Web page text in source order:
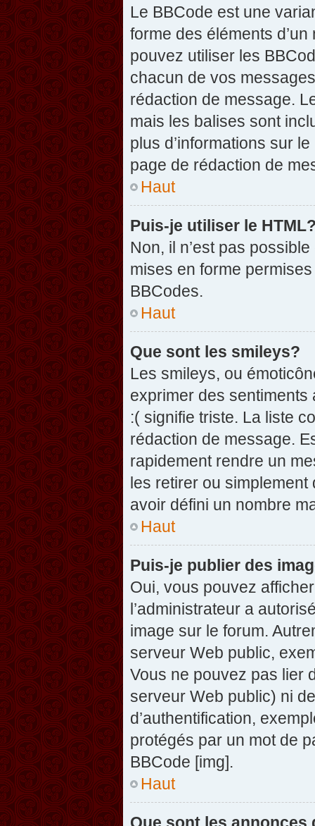
Le BBCode est une
forme des éléments
pouvez utiliser les
chacun de vos
rédaction de message.
mais les balises sont
plus d’informations sur
page de rédaction de
Haut
Puis-je utiliser le
Non, il n’est pas
mises en forme
BBCodes.
Haut
Que sont les smileys?
Les smileys, ou
exprimer des
:( signifie triste. La liste
rédaction de message.
rapidement rendre un
les retirer ou simplement
avoir défini un nombre
Haut
Puis-je publier des
Oui, vous pouvez
l’administrateur a
image sur le forum.
serveur Web public,
Vous ne pouvez pas lier
serveur Web public) ni
d’authentification,
protégés par un mot de
BBCode [img].
Haut
Que sont les annonces